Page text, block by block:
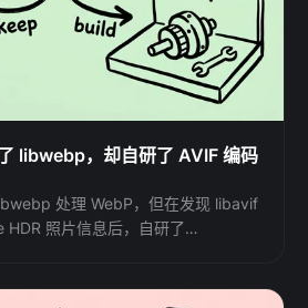
libwebp，却自研了 AVIF 编码
处理 WebP，但在发现 libavif
HDR 照片信息后，自研了